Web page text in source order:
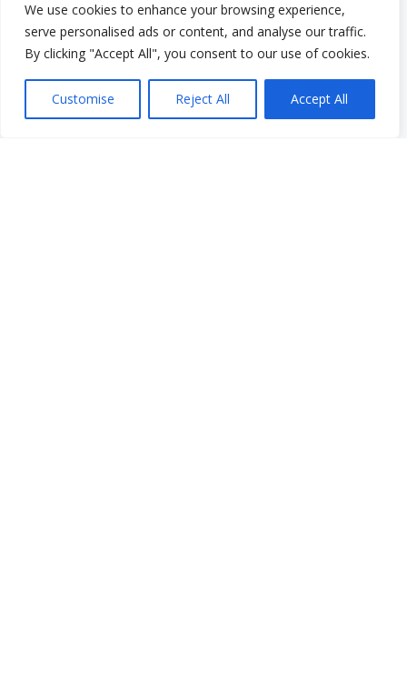
We use cookies to enhance your browsing experience,
serve personalised ads or content, and analyse our traffic.
By clicking "Accept All", you consent to our use of cookies.
Customise Reject All Accept All
Programa de pasantías para estudiantes de posgrado
Menú rápido
Donar
Preguntas frecuentes
Glosario